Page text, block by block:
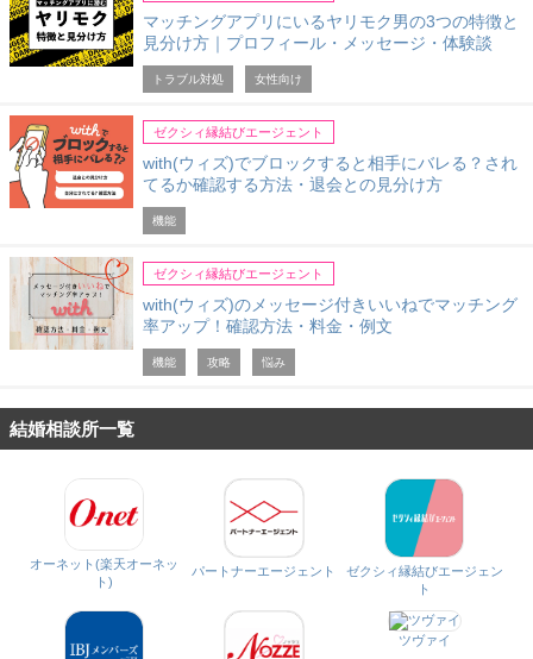
マッチングアプリにいるヤリモク男の3つの特徴と
見分け方｜プロフィール・メッセージ・体験談
トラブル対処 女性向け
ゼクシィ縁結びエージェント
with(ウィズ)でブロックすると相手にバレる？され
てるか確認する方法・退会との見分け方
機能
ゼクシィ縁結びエージェント
with(ウィズ)のメッセージ付きいいねでマッチング
率アップ！確認方法・料金・例文
機能 攻略 悩み
結婚相談所一覧
オーネット(楽天オーネッ
ト)
パートナーエージェント
ゼクシィ縁結びエージェン
ト
ツヴァイ